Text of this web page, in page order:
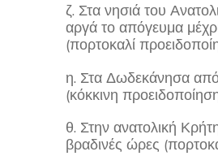
ζ. Στα νησιά του
αργά το απόγευμα
(πορτοκαλί
η. Στα Δωδεκάνησα
(κόκκινη
θ. Στην ανατολική
βραδινές ώρες